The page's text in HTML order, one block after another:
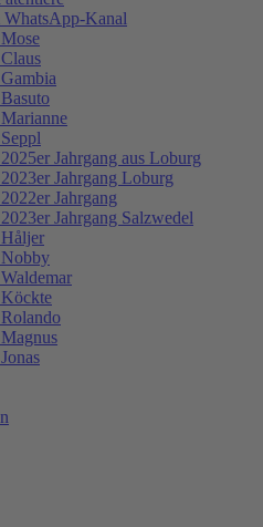
WhatsApp-Kanal
Jahrgang aus Loburg
Jahrgang Loburg
Jahrgang
Jahrgang Salzwedel
Nobby
Köckte